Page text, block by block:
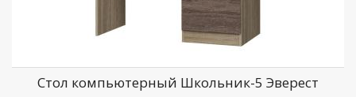
Стол компьютерный Школьник-5 Эверест